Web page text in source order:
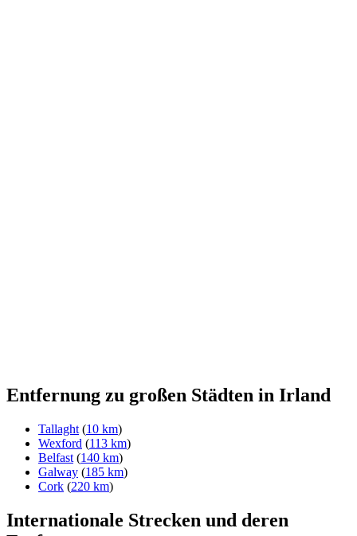
Entfernung zu großen Städten in Irland
Tallaght (10 km)
Wexford (113 km)
Belfast (140 km)
Galway (185 km)
Cork (220 km)
Internationale Strecken und deren